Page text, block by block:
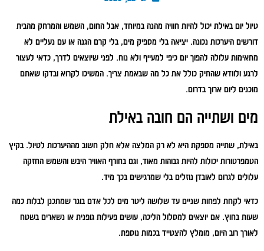
טיול יום באילת יכול להיות חוויה מהנה במיוחד, אבל החום, השמש והמרחק מהבית
דורשים היערכות נכונה. יציאה בלי מספיק מים, בלי קרם הגנה או עם נעליים לא
מתאימות עלולה להפוך יום כיפי למעייף ולא נוח. לפני שיוצאים לדרך, כדאי לעצור
לרגע ולוודא שהתיק כולל את כל מה שבאמת צריך. המשיכו לקרוא ובדקו שאתם
מוכנים ליום ארוך בדרום.
מים ושתייה הם חובה באילת
באילת, שתייה מספקת היא לא רק המלצה אלא חלק חשוב מההיערכות לטיול. בקיץ
הטמפרטורות יכולות להיות גבוהות מאוד, וגם בחורף האוויר היבש והשמש החזקה
עלולים לגרום לאובדן נוזלים בלי שמרגישים בכך מיד.
כדאי לקחת לפחות שניים עד שלושה ליטר מים לכל אדם בוגר שמתכנן לבלות כמה
שעות בחוץ. אם יוצאים למסלול הליכה, עושים פעילות גופנית או נשארים בשטח
לאורך רוב היום, מומלץ להצטייד בכמות נוספת.